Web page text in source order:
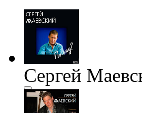
Сергей